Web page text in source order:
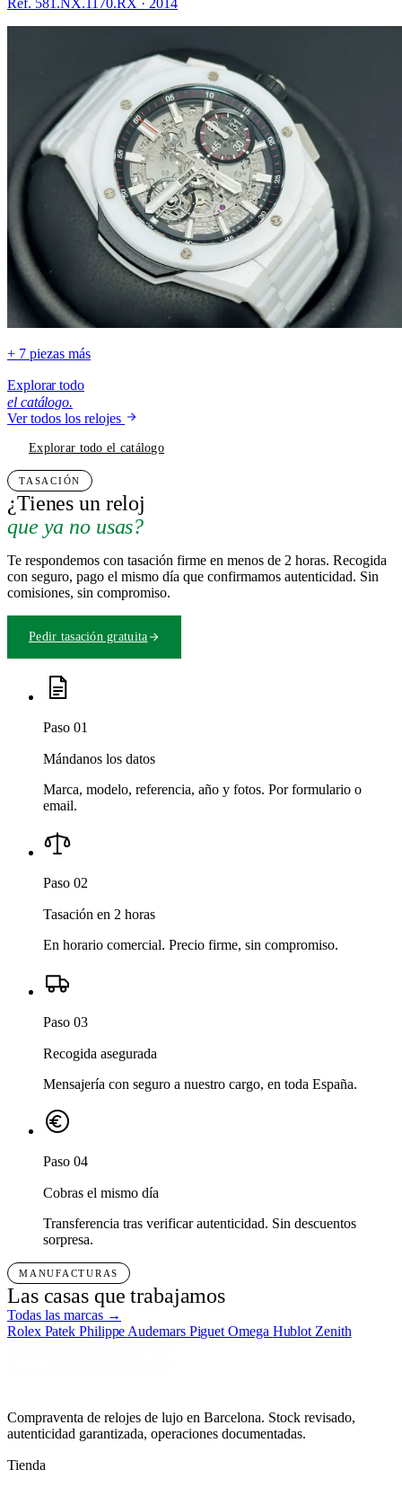
Ref. 581.NX.1170.RX · 2014
+ 7 piezas más
Explorar todo
el catálogo.
Ver todos los relojes
Explorar todo el catálogo
TASACIÓN
¿Tienes un reloj
que ya no usas?
Te respondemos con tasación firme en menos de 2 horas. Recogida
con seguro, pago el mismo día que confirmamos autenticidad. Sin
comisiones, sin compromiso.
Pedir tasación gratuita
Paso 01
Mándanos los datos
Marca, modelo, referencia, año y fotos. Por formulario o
email.
Paso 02
Tasación en 2 horas
En horario comercial. Precio firme, sin compromiso.
Paso 03
Recogida asegurada
Mensajería con seguro a nuestro cargo, en toda España.
Paso 04
Cobras el mismo día
Transferencia tras verificar autenticidad. Sin descuentos
sorpresa.
MANUFACTURAS
Las casas que trabajamos
Todas las marcas →
Rolex Patek Philippe Audemars PiguetOmega Hublot Zenith
Compraventa de relojes de lujo en Barcelona. Stock revisado,
autenticidad garantizada, operaciones documentadas.
Tienda